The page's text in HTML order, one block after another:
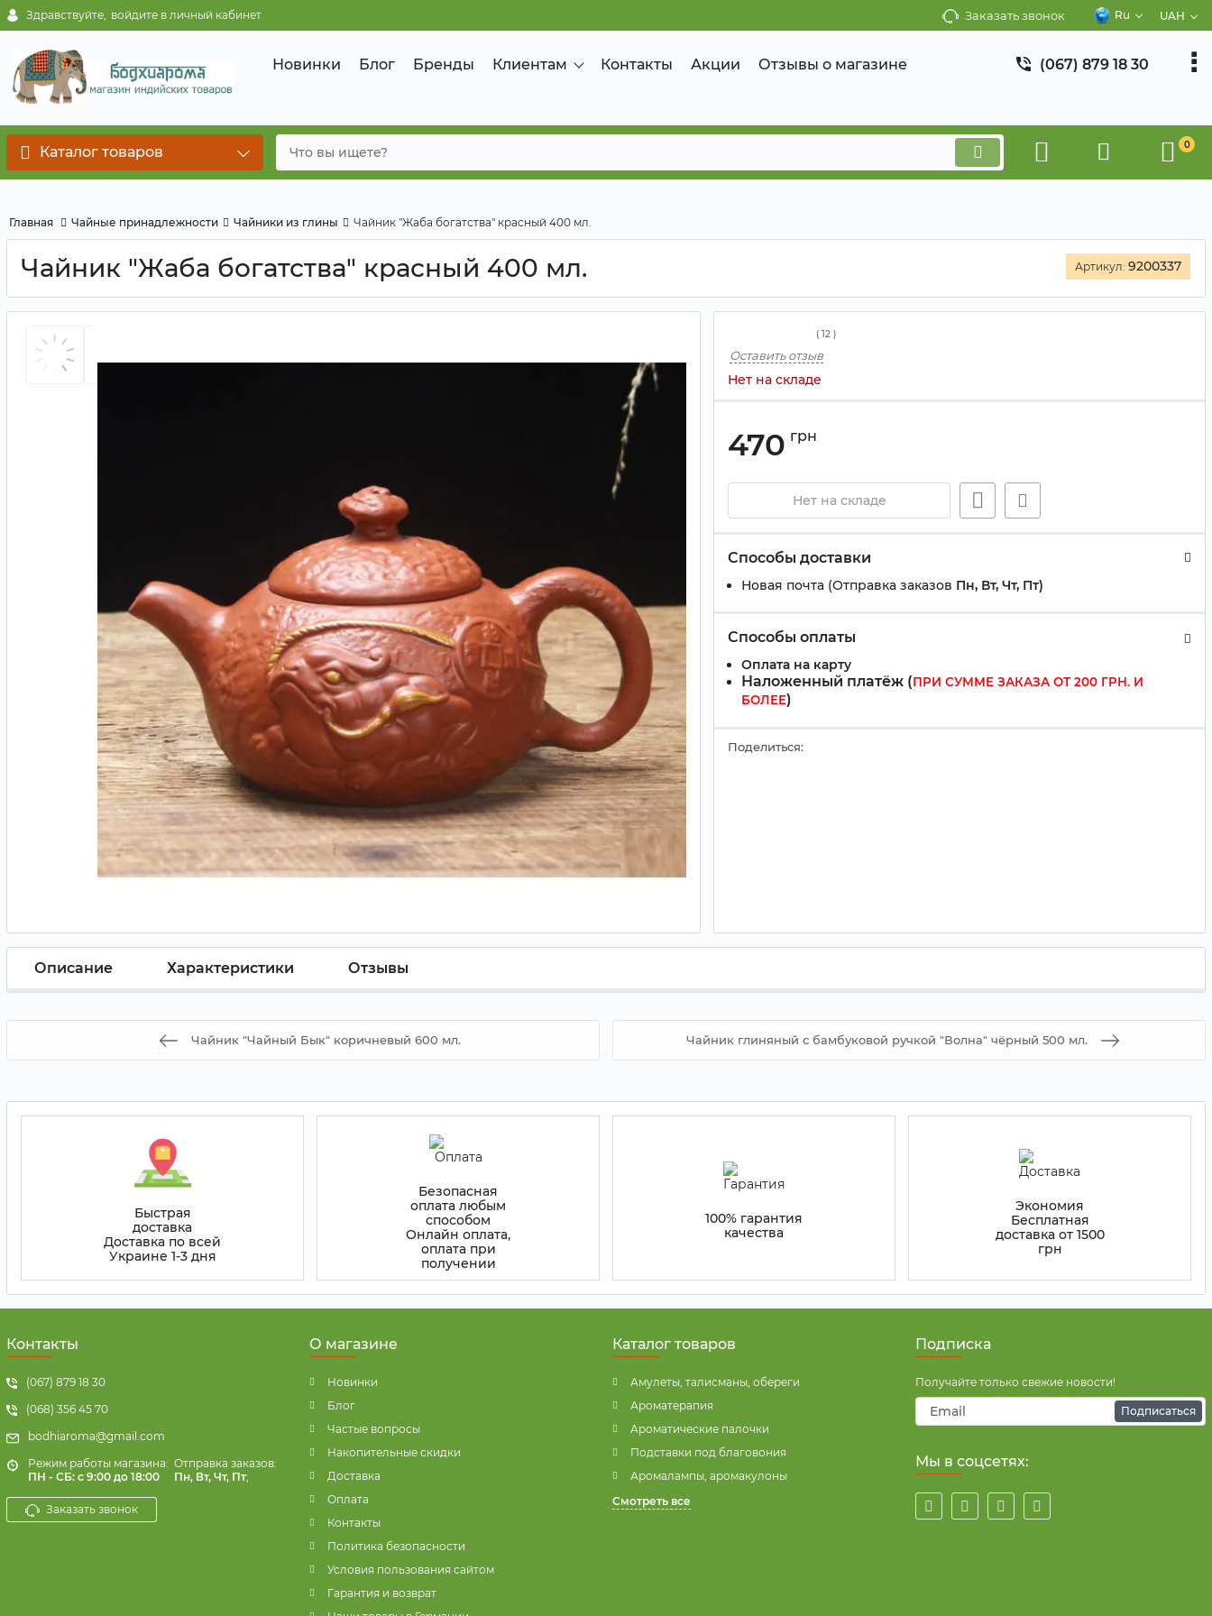
Здравствуйте, войдите в личный кабинет Заказать звонок Ru UAH
Новинки Блог Бренды Клиентам Контакты Акции Отзывы о магазине (067) 879 18 30
Каталог товаров 0
Главная Чайные принадлежности Чайники из глины Чайник "Жаба богатства" красный 400 мл.
Чайник "Жаба богатства" красный 400 мл. Артикул: 9200337
( 12 )
Оставить отзыв
Нет на складе
470 грн
Нет на складе
Способы доставки
Новая почта (Отправка заказов Пн, Вт, Чт, Пт)
Способы оплаты
Оплата на карту
Наложенный платёж (ПРИ СУММЕ ЗАКАЗА ОТ 200 ГРН. И
БОЛЕЕ)
Поделиться:
Описание Характеристики Отзывы
Чайник "Чайный Бык" коричневый 600 мл. Чайник глиняный с бамбуковой ручкой "Волна" чёрный 500 мл.
Быстрая
доставка
Доставка по всей
Украине 1-3 дня
Безопасная
оплата любым
способом
Онлайн оплата,
оплата при
получении
100% гарантия
качества
Экономия
Бесплатная
доставка от 1500
грн
Контакты
(067) 879 18 30
(068) 356 45 70
bodhiaroma@gmail.com
Режим работы магазина:
ПН - СБ: с 9:00 до 18:00
Отправка заказов:
Пн, Вт, Чт, Пт;
Заказать звонок
О магазине
Новинки
Блог
Частые вопросы
Накопительные скидки
Доставка
Оплата
Контакты
Политика безопасности
Условия пользования сайтом
Гарантия и возврат
Каталог товаров
Амулеты, талисманы, обереги
Ароматерапия
Ароматические палочки
Подставки под благовония
Аромалампы, аромакулоны
Смотреть все
Подписка
Получайте только свежие новости!
Подписаться
Мы в соцсетях: